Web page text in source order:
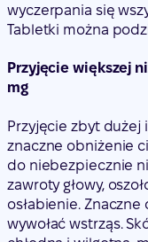
wyczerpania się
Tabletki można
Przyjęcie większej
mg
Przyjęcie zbyt
znaczne obniżenie
do niebezpiecznie
zawroty głowy,
osłabienie.
wywołać wstrząs.